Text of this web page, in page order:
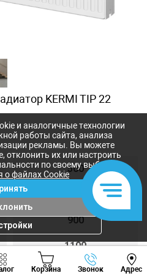
KERMI TIP 22
500
900
1100
1300
Корзина Звонок Адрес
Viber Whatsapp
и аналогичные технологии
работы сайта, анализа
рекламы. Вы можете
отклонить их или настроить
по своему выбору.
файлах Cookie